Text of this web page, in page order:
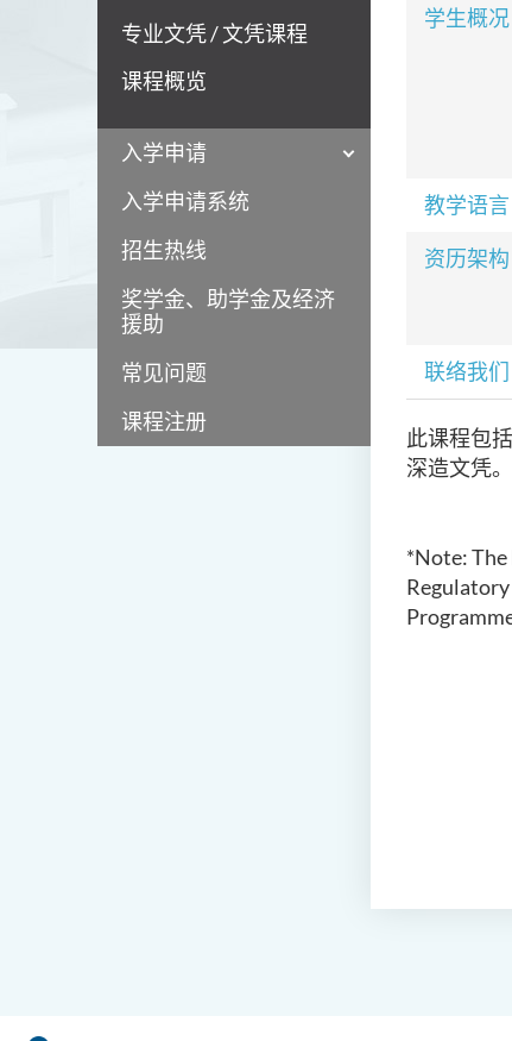
专业文凭 / 文凭课程
课程概览
入学申请
入学申请系统
招生热线
奖学金、助学金及经济
援助
常见问题
课程注册
学生概况
教学语言
资历架构
联络我们
此课程包
深造文凭。
*Note: